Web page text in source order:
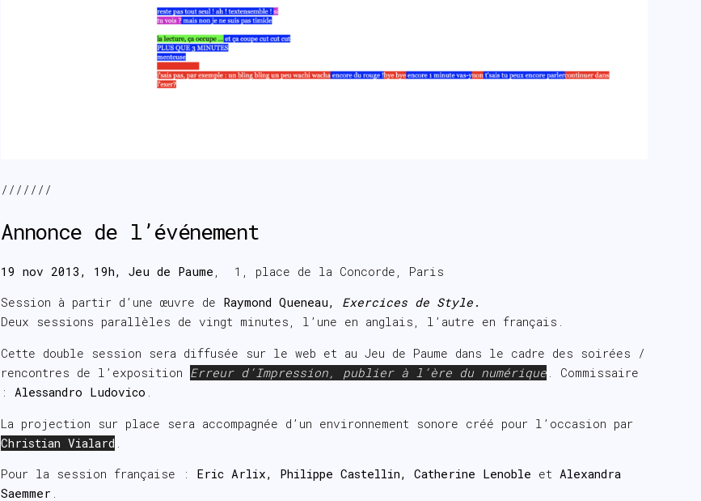
///////
Annonce de l’événement
19 nov 2013, 19h, Jeu de Paume , 1, place de la Concorde, Paris
Session à partir d’une œuvre de Raymond Queneau, Exercices de Style .
Deux sessions parallèles de vingt minutes, l’une en anglais, l’autre en français.
Cette double session sera diffusée sur le web et au Jeu de Paume dans le cadre des soirées /
rencontres de l’exposition Erreur d’Impression, publier à l’ère du numérique . Commissaire
:Alessandro Ludovico .
La projection sur place sera accompagnée d’un environnement sonore créé pour l’occasion par
Christian Vialard
Pour la session française : Eric Arlix, Philippe Castellin, Catherine Lenoble etAlexandra
Saemmer .